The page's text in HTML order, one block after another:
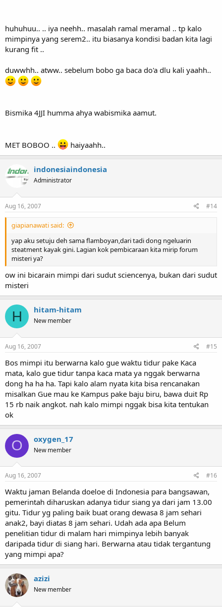
huhuhuu.. .. iya neehh.. masalah ramal meramal .. tp kalo
mimpinya yang serem2.. itu biasanya kondisi badan kita lagi
kurang fit ..
duwwhh.. atww.. sebelum bobo ga baca do'a dlu kali yaahh..
Bismika 4JJI humma ahya wabismika aamut.
MET BOBOO .. haiyaahh..
indonesiaindonesia
Administrator
Aug 16, 2007 #14
giapianawati said:
yap aku setuju deh sama flamboyan,dari tadi dong ngeluarin
steatment kayak gini. Lagian kok pembicaraan kita mirip forum
misteri ya?
ow ini bicarain mimpi dari sudut sciencenya, bukan dari sudut
misteri
H hitam-hitam
New member
Aug 16, 2007 #15
Bos mimpi itu berwarna kalo gue waktu tidur pake Kaca
mata, kalo gue tidur tanpa kaca mata ya nggak berwarna
dong ha ha ha. Tapi kalo alam nyata kita bisa rencanakan
misalkan Gue mau ke Kampus pake baju biru, bawa duit Rp
15 rb naik angkot. nah kalo mimpi nggak bisa kita tentukan
ok
O oxygen_17
New member
Aug 16, 2007 #16
Waktu jaman Belanda doeloe di Indonesia para bangsawan,
pemerintah diharuskan adanya tidur siang ya dari jam 13.00
gitu. Tidur yg paling baik buat orang dewasa 8 jam sehari
anak2, bayi diatas 8 jam sehari. Udah ada apa Belum
penelitian tidur di malam hari mimpinya lebih banyak
daripada tidur di siang hari. Berwarna atau tidak tergantung
yang mimpi apa?
azizi
New member